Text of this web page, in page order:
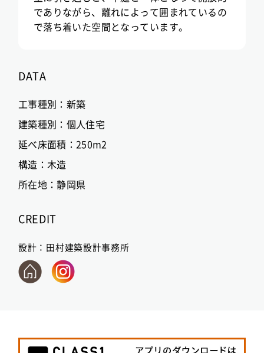
でありながら、離れによって囲まれているの
で落ち着いた空間となっています。
DATA
工事種別： 新築
建築種別： 個人住宅
延べ床面積： 250m2
構造： 木造
所在地：静岡県
CREDIT
設計： 田村建築設計事務所